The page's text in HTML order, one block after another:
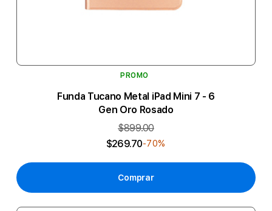
PROMO
Funda Tucano Metal iPad Mini 7 - 6
Gen Oro Rosado
$899.00
$269.70-70%
Comprar